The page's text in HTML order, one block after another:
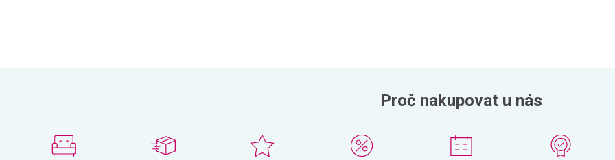
Proč nakupovat u nás